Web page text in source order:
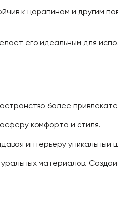
к царапинам и другим
его идеальным для
более
комфорта и стиля.
интерьеру уникальный
материалов.